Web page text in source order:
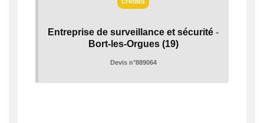
Entreprise de surveillance et sécurité -
Bort-les-Orgues (19)
Devis n°889064